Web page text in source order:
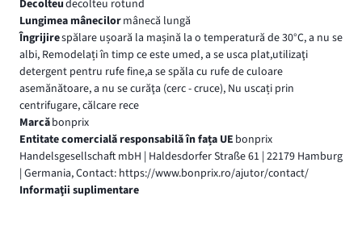
Decolteudecolteu rotund
Lungimea mânecilormânecă lungă
Îngrijirespălare ușoară la mașină la o temperatură de 30°C, a nu se
albi, Remodelați în timp ce este umed, a se usca plat,utilizaţi
detergent pentru rufe fine,a se spăla cu rufe de culoare
asemănătoare, a nu se curăţa (cerc - cruce), Nu uscați prin
centrifugare, călcare rece
Marcăbonprix
Entitate comercială responsabilă în fața UE bonprix
Handelsgesellschaft mbH | Haldesdorfer Straße 61 | 22179 Hamburg
| Germania, Contact: https://www.bonprix.ro/ajutor/contact/
Informaţii suplimentare